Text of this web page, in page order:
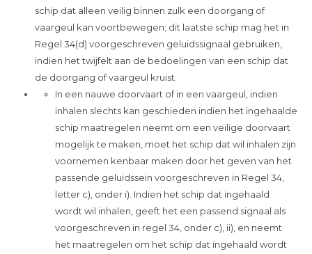
schip dat alleen veilig binnen zulk een doorgang of
vaargeul kan voortbewegen; dit laatste schip mag het in
Regel 34(d) voorgeschreven geluidssignaal gebruiken,
indien het twijfelt aan de bedoelingen van een schip dat
de doorgang of vaargeul kruist.
In een nauwe doorvaart of in een vaargeul, indien
inhalen slechts kan geschieden indien het ingehaalde
schip maatregelen neemt om een veilige doorvaart
mogelijk te maken, moet het schip dat wil inhalen zijn
voornemen kenbaar maken door het geven van het
passende geluidssein voorgeschreven in Regel 34,
letter c), onder i). Indien het schip dat ingehaald
wordt wil inhalen, geeft het een passend signaal als
voorgeschreven in regel 34, onder c), ii), en neemt
het maatregelen om het schip dat ingehaald wordt